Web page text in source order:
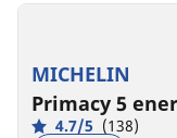
MICHELIN
Primacy 5
4.7/5 (138)